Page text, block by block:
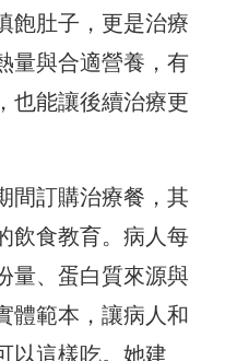
飽肚子，更是治療
量與合適營養，有
也能讓後續治療更
間訂購治療餐，其
飲食教育。病人每
量、蛋白質來源與
體範本，讓病人和
以這樣吃。她建